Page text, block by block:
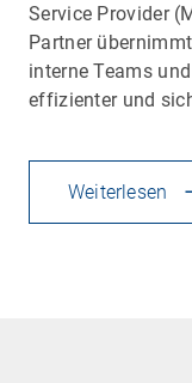
Service Provider
Partner
interne Teams
effizienter und
Weiterlesen